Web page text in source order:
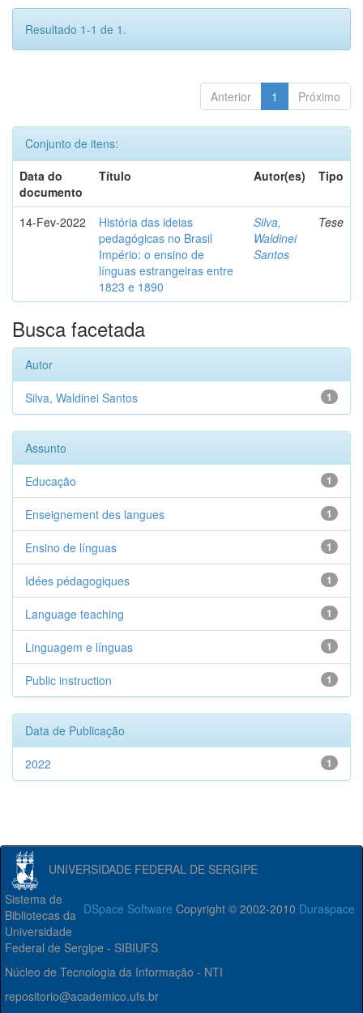
Resultado 1-1 de 1.
Anterior 1 Próximo
Conjunto de itens:
Data do
documento
Título Autor(es) Tipo
14-Fev-2022
História das ideias
pedagógicas no Brasil
Império: o ensino de
línguas estrangeiras entre
1823 e 1890
Silva,
Waldinei
Santos
Tese
Busca facetada
Autor
1
Silva, Waldinei Santos
Assunto
1
Educação
1
Enseignement des langues
1
Ensino de línguas
1
Idées pédagogiques
1
Language teaching
1
Linguagem e línguas
1
Public instruction
Data de Publicação
1
2022
UNIVERSIDADE FEDERAL DE SERGIPE
DSpace Software Copyright © 2002-2010 Duraspace
Sistema de
Bibliotecas da
Universidade
Federal de Sergipe - SIBIUFS
Núcleo de Tecnologia da Informação - NTI
repositorio@academico.ufs.br